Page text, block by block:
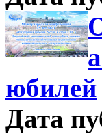
юбилей
Дата